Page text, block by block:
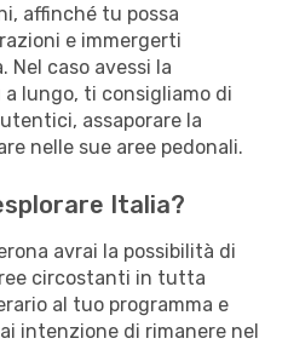
affinché tu possa
e immergerti
caso avessi la
lungo, ti consigliamo di
assaporare la
nelle sue aree pedonali.
Italia?
avrai la possibilità di
circostanti in tutta
al tuo programma e
intenzione di rimanere nel